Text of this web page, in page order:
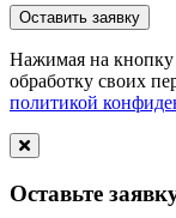
Нажимая на кнопку
обработку своих
политикой
Оставьте